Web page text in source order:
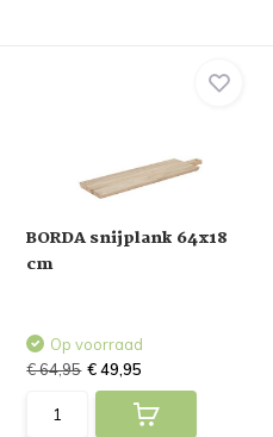
BORDA snijplank 64x18
cm
Op voorraad
€ 64,95 € 49,95